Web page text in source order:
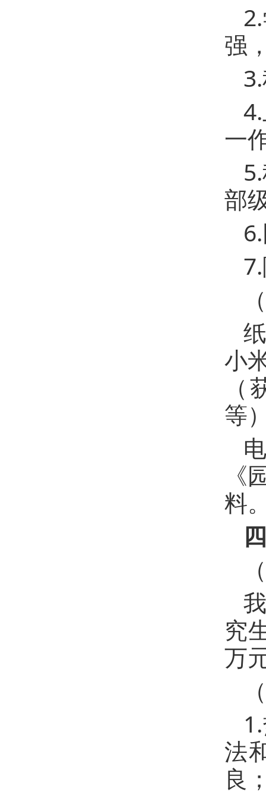
强
一
部
小
等
料
究
万
法
良